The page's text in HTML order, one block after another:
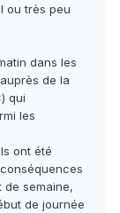
ou très peu
dans les
de la
qui
les
ont été
de semaine,
de journée